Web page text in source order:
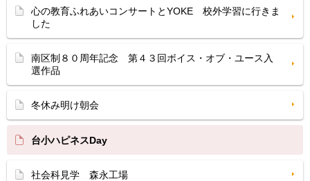
心の教育ふれあいコンサートとYOKE 校外学習に行きま
した
南区制８０周年記念 第４３回ボイス・オブ・ユース入
選作品
冬休み明け朝会
台小ハピネスDay
社会科見学 森永工場